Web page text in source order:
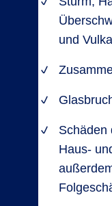
und
Schäden
Haus-